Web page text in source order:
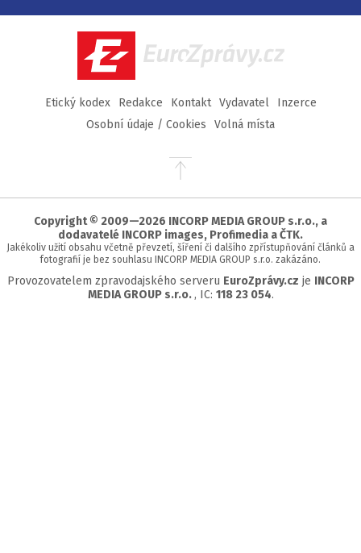
Facebook
TwitterInstagram
YouTube
EuroZprávy.cz
Etický kodex Redakce Kontakt Vydavatel
Inzerce
Osobní údaje / Cookies
Volná místa
Přejít
stránky
Copyright © 2009—2026 INCORP MEDIA GROUP s.r.o., a
dodavatelé INCORP images, Profimedia a ČTK.
Jakékoliv užití obsahu včetně převzetí, šíření či dalšího zpřístupňování článků a
fotografií je bez souhlasu INCORP MEDIA GROUP s.r.o. zakázáno.
Provozovatelem zpravodajského serveru EuroZprávy.cz je INCORP
MEDIA GROUP s.r.o. , IC: 118 23 054.